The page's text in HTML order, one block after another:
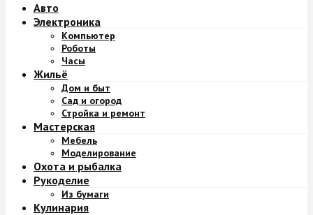
Авто
Электроника
Компьютер
Роботы
Часы
Жильё
Дом и быт
Сад и огород
Стройка и ремонт
Мастерская
Мебель
Моделирование
Охота и рыбалка
Рукоделие
Из бумаги
Кулинария